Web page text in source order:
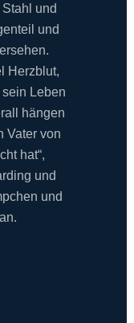
und
und
Herzblut,
Leben
hängen
Vater von
hat“,
und
und